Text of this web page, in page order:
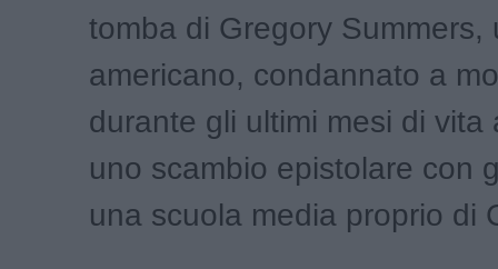
tomba di Gregory Summers,
americano, condannato a
durante gli ultimi mesi di vita
uno scambio epistolare con
una scuola media proprio di